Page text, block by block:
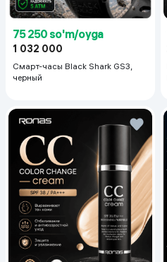
75 250 so'm/oyga
1 032 000
Смарт-часы Black Shark GS3,
черный